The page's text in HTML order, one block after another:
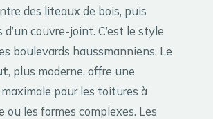
des liteaux de bois, puis
couvre-joint. C’est le style
boulevards haussmanniens. Le
, plus moderne, offre une
pour les toitures à
ou les formes complexes. Les